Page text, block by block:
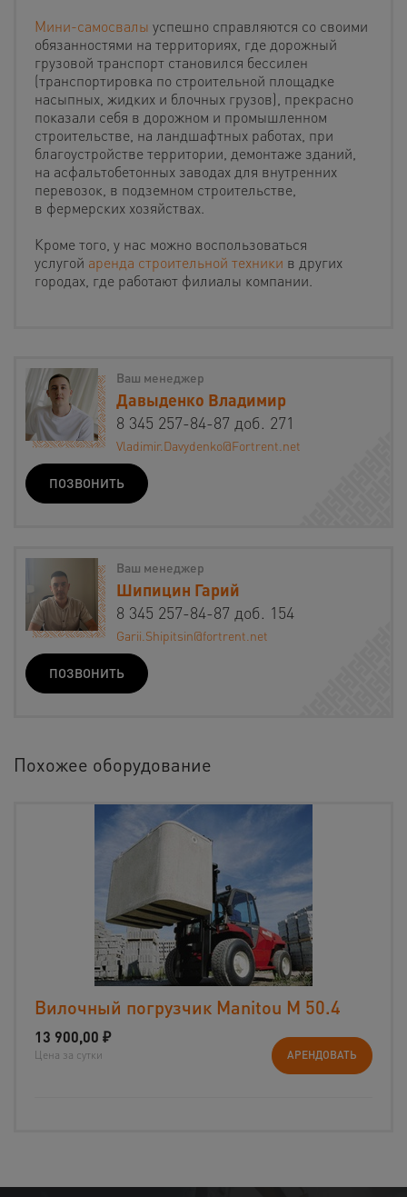
Мини-самосвалы успешно справляются со своими
обязанностями на территориях, где дорожный
грузовой транспорт становился бессилен
(транспортировка по строительной площадке
насыпных, жидких и блочных грузов), прекрасно
показали себя в дорожном и промышленном
строительстве, на ландшафтных работах, при
благоустройстве территории, демонтаже зданий,
на асфальтобетонных заводах для внутренних
перевозок, в подземном строительстве,
в фермерских хозяйствах.
Кроме того, у нас можно воспользоваться
услугой аренда строительной техники в других
городах, где работают филиалы компании.
Ваш менеджер
Давыденко Владимир
8 345 257-84-87 доб. 271
Vladimir.Davydenko@Fortrent.net
ПОЗВОНИТЬ
Ваш менеджер
Шипицин Гарий
8 345 257-84-87 доб. 154
Garii.Shipitsin@fortrent.net
ПОЗВОНИТЬ
Похожее оборудование
Вилочный погрузчик Manitou М 50.4
13 900,00 ₽
Цена за сутки АРЕНДОВАТЬ